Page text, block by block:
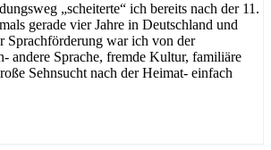
„scheiterte“ ich bereits nach der 11.
gerade vier Jahre in Deutschland und
Sprachförderung war ich von der
andere Sprache, fremde Kultur, familiäre
Sehnsucht nach der Heimat- einfach